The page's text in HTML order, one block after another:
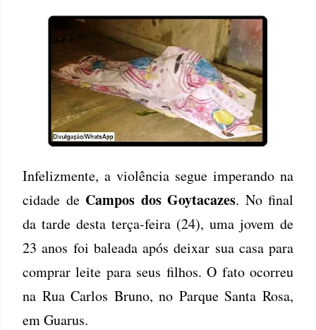
Infelizmente, a violência segue imperando na
cidade de Campos dos Goytacazes. No final
da tarde desta terça-feira (24), uma jovem de
23 anos foi baleada após deixar sua casa para
comprar leite para seus filhos. O fato ocorreu
na Rua Carlos Bruno, no Parque Santa Rosa,
em Guarus.